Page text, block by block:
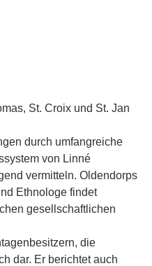
St. Croix und St. Jan
durch umfangreiche
von Linné
vermitteln. Oldendorps
Ethnologe findet
gesellschaftlichen
die
dar. Er berichtet auch